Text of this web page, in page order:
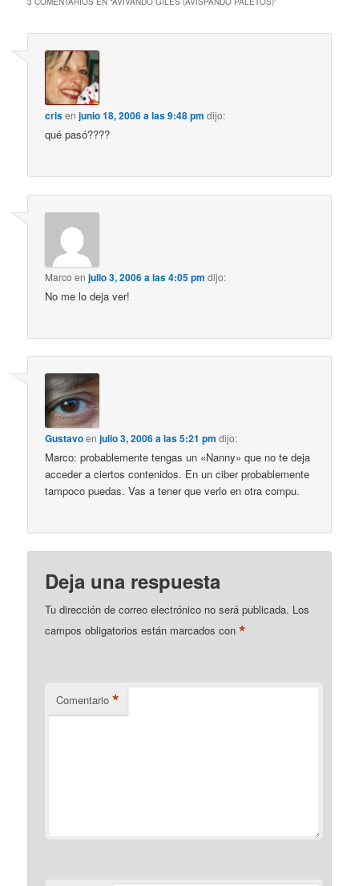
crisenjunio 18, 2006 a las 9:48 pm dijo:
qué pasó????
Marco enjulio 3, 2006 a las 4:05 pm dijo:
No me lo deja ver!
Gustavoenjulio 3, 2006 a las 5:21 pm dijo:
Marco: probablemente tengas un «Nanny» que no te deja
acceder a ciertos contenidos. En un ciber probablemente
tampoco puedas. Vas a tener que verlo en otra compu.
Deja una respuesta
Tu dirección de correo electrónico no será publicada. Los
campos obligatorios están marcados con*
Comentario *